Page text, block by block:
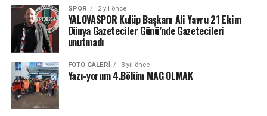
SPOR 2 yıl önce
YALOVASPOR Kulüp Başkanı Ali Yavru 21 Ekim
Dünya Gazeteciler Günü’nde Gazetecileri
unutmadı
FOTO GALERI 3 yıl önce
Yazı-yorum 4.Bölüm MAG OLMAK